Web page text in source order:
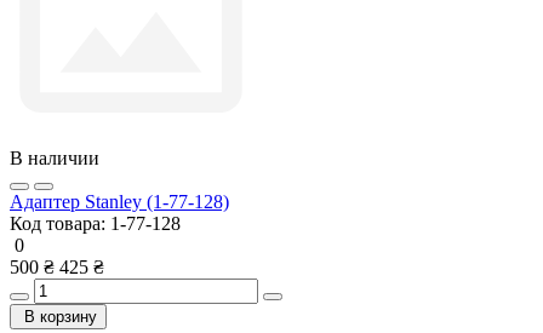
В наличии
Адаптер Stanley (1-77-128)
Код товара: 1-77-128
0
500 ₴ 425 ₴
В корзину